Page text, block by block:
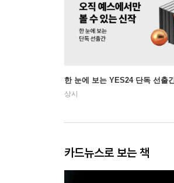
한 눈에 보는 YES24 단독 선출
상시
카드뉴스로 보는 책